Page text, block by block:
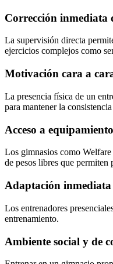
Corrección inmediata
La supervisión directa
ejercicios complejos como
Motivación cara a
La presencia física de un
para mantener la
Acceso a
Los gimnasios como
de pesos libres que permiten
Adaptación
Los entrenadores
entrenamiento.
Ambiente social y de